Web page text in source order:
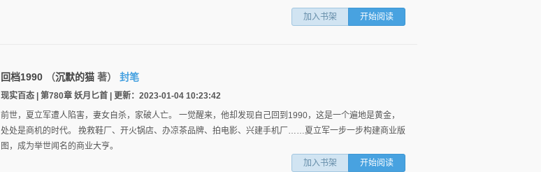
加入书架 开始阅读
回档1990 （沉默的猫 著） 封笔
现实百态 | 第780章 妖月匕首 | 更新：2023-01-04 10:23:42
前世，夏立军遭人陷害，妻女自杀，家破人亡。 一觉醒来，他却发现自己回到1990，这是一个遍地是黄金，
处处是商机的时代。 挽救鞋厂、开火锅店、办凉茶品牌、拍电影、兴建手机厂……夏立军一步一步构建商业版
图，成为举世闻名的商业大亨。
加入书架
开始阅读